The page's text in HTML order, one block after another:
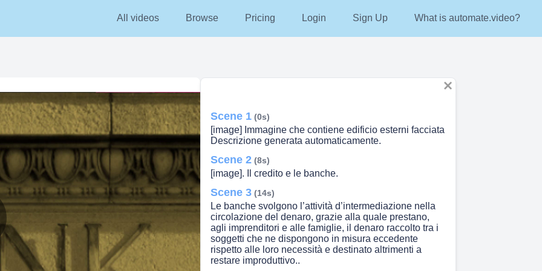
All videos Browse Pricing Login Sign Up What is automate.video?
Scene 1 (0s)
[image] Immagine che contiene edificio esterni facciata
Descrizione generata automaticamente.
Scene 2 (8s)
[image]. Il credito e le banche.
Scene 3 (14s)
Le banche svolgono l’attività d’intermediazione nella
circolazione del denaro, grazie alla quale prestano,
agli imprenditori e alle famiglie, il denaro raccolto tra i
soggetti che ne dispongono in misura eccedente
rispetto alle loro necessità e destinato altrimenti a
restare improduttivo..